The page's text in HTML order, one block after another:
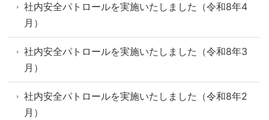
社内安全パトロールを実施いたしました（令和8年4
月）
社内安全パトロールを実施いたしました（令和8年3
月）
社内安全パトロールを実施いたしました（令和8年2
月）